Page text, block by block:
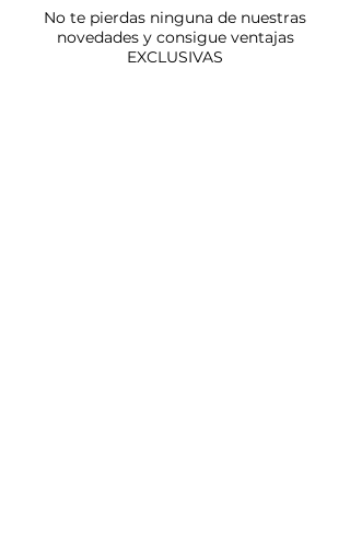
No te pierdas ninguna de nuestras
novedades y consigue ventajas
EXCLUSIVAS